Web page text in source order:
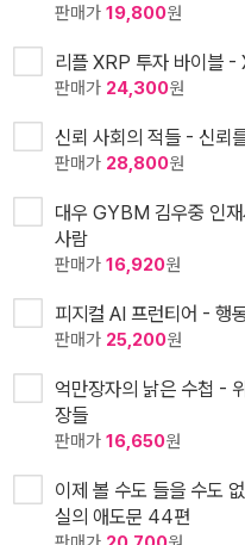
판매가 19,800원
리플 XRP 투자 바이블 -
판매가 24,300원
신뢰 사회의 적들 - 신뢰
판매가 28,800원
대우 GYBM 김우중 인
사람
판매가 16,920원
피지컬 AI 프런티어 - 행
판매가 25,200원
억만장자의 낡은 수첩 -
장들
판매가 16,650원
이제 볼 수도 들을 수도
실의 애도문 44편